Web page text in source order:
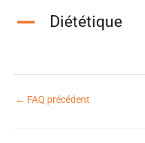
A Diététique
← FAQ précédent